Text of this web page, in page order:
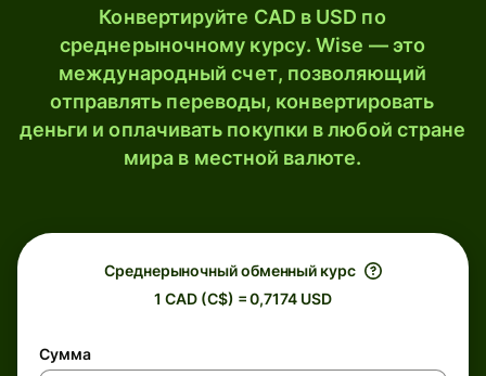
Конвертируйте CAD в USD по
среднерыночному курсу. Wise — это
международный счет, позволяющий
отправлять переводы, конвертировать
деньги и оплачивать покупки в любой стране
мира в местной валюте.
Среднерыночный обменный курс
1 CAD (C$) = 0,7174 USD
Сумма